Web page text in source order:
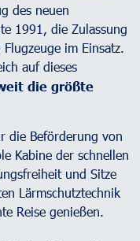
des neuen
1991, die Zulassung
im Einsatz.
auf dieses
die größte
die Beförderung von
Kabine der schnellen
und Sitze
Lärmschutztechnik
Reise genießen.